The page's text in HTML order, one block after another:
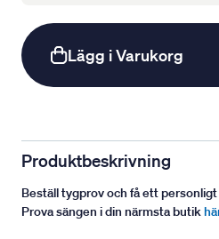
Lägg i Varukorg
Produktbeskrivning
Beställ tygprov och få ett
Prova sängen i din närmsta butik